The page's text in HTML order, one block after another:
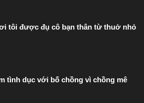
tôi được đụ cô bạn thân từ thuở nhỏ
tình dục với bố chồng vì chồng mê